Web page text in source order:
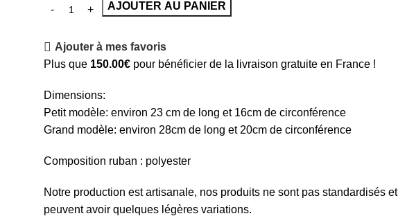
AJOUTER AU PANIER
Ajouter à mes favoris
Plus que 150.00€ pour bénéficier de la livraison gratuite en France !
Dimensions:
Petit modèle: environ 23 cm de long et 16cm de circonférence
Grand modèle: environ 28cm de long et 20cm de circonférence
Composition ruban : polyester
Notre production est artisanale, nos produits ne sont pas standardisés et
peuvent avoir quelques légères variations.